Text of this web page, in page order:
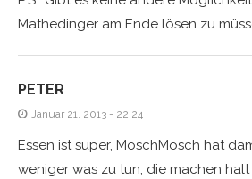
Mathedinger am Ende lösen zu
PETER
Januar 21, 2013 - 22:24
Essen ist super, MoschMosch hat
weniger was zu tun, die machen halt